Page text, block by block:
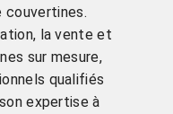
couvertines.
la vente et
sur mesure,
qualifiés
expertise à